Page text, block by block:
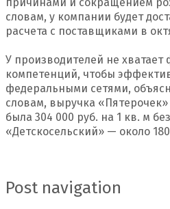
причинами и сокращением
словам, у компании будет
расчета с поставщиками в
У производителей не
компетенций, чтобы
федеральными сетями,
словам, выручка «Пятерочек»
была 304 000 руб. на 1 кв. м
«Детскосельский» — около
Post navigation